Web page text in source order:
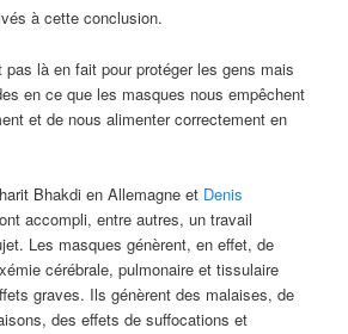
à cette conclusion.
là en fait pour protéger les gens mais
en ce que les masques nous empêchent
et de nous alimenter correctement en
Bhakdi en Allemagne et Denis
accompli, entre autres, un travail
Les masques génèrent, en effet, de
cérébrale, pulmonaire et tissulaire
graves. Ils génèrent des malaises, de
des effets de suffocations et